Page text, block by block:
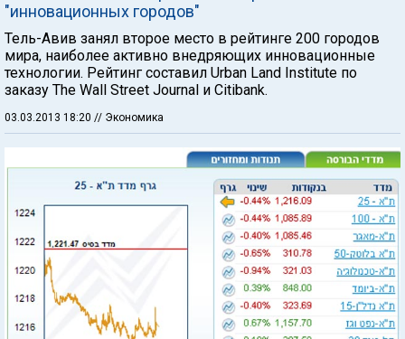
"инновационных городов"
Тель-Авив занял второе место в рейтинге 200 городов
мира, наиболее активно внедряющих инновационные
технологии. Рейтинг составил Urban Land Institute по
заказу The Wall Street Journal и Citibank.
03.03.2013 18:20 // Экономика